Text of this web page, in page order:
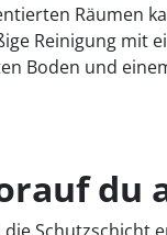
Räumen
Reinigung mit
Boden und
du